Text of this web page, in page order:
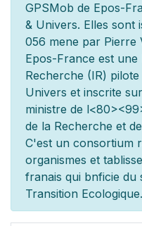
GPSMob de Epos-
& Univers. Elles sont
056 mene par Pierre
Epos-France est
Recherche (IR) pilote
Univers et inscrite
ministre de l
de la Recherche et
C'est un consortium
organismes et
franais qui bnficie du
Transition